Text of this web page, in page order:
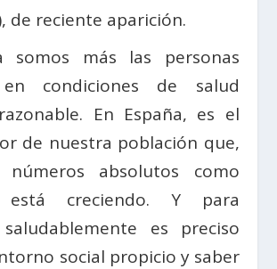
de reciente aparición.
somos más las personas
en condiciones de salud
En España, es el
de nuestra población que,
absolutos como
está creciendo. Y para
saludablemente es preciso
social propicio y saber